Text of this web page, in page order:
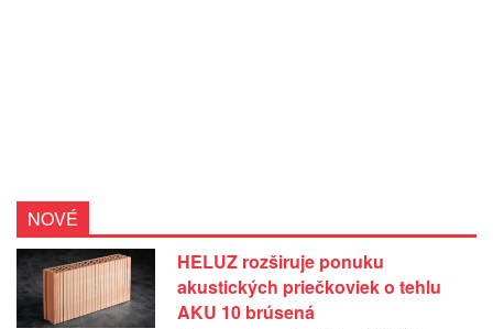
NOVÉ
HELUZ rozširuje ponuku
akustických priečkoviek o tehlu
AKU 10 brúsená